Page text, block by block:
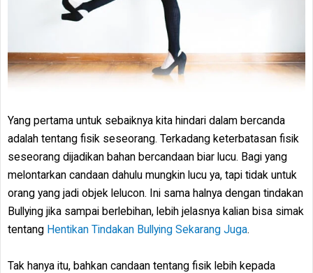
Yang pertama untuk sebaiknya kita hindari dalam bercanda
adalah tentang fisik seseorang. Terkadang keterbatasan fisik
seseorang dijadikan bahan bercandaan biar lucu. Bagi yang
melontarkan candaan dahulu mungkin lucu ya, tapi tidak untuk
orang yang jadi objek lelucon. Ini sama halnya dengan tindakan
Bullying jika sampai berlebihan, lebih jelasnya kalian bisa simak
tentang Hentikan Tindakan Bullying Sekarang Juga.
Tak hanya itu, bahkan candaan tentang fisik lebih kepada